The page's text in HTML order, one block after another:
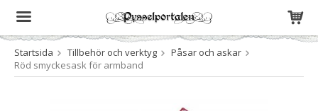
Produkten har blivit tillagd i varukorgen
Startsida Tillbehör och verktyg
Påsar och askar
Röd smyckesask för armband